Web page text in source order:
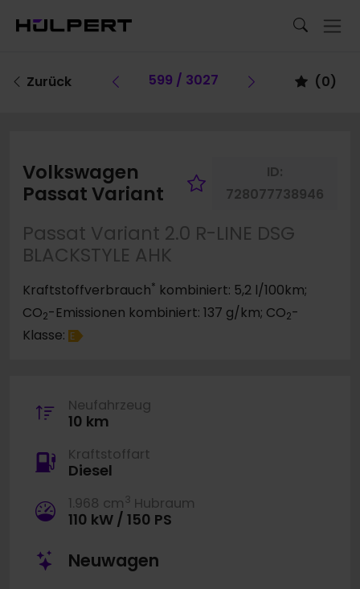
Zurück Vorheriges Fahrzeug
599 / 3027 Vorheriges
(0)
Volkswagen
Passat Variant
Fahrzeug
ID:
728077738946
Passat Variant 2.0 R-LINE DSG
BLACKSTYLE AHK
Kraftstoffverbrauch* kombiniert: 5,2 l/100km;
CO2-Emissionen kombiniert: 137 g/km; CO2-
Klasse: E
Neufahrzeug
10 km
Kraftstoffart
Diesel
1.968 cm 3 Hubraum
110 kW / 150 PS
Neuwagen